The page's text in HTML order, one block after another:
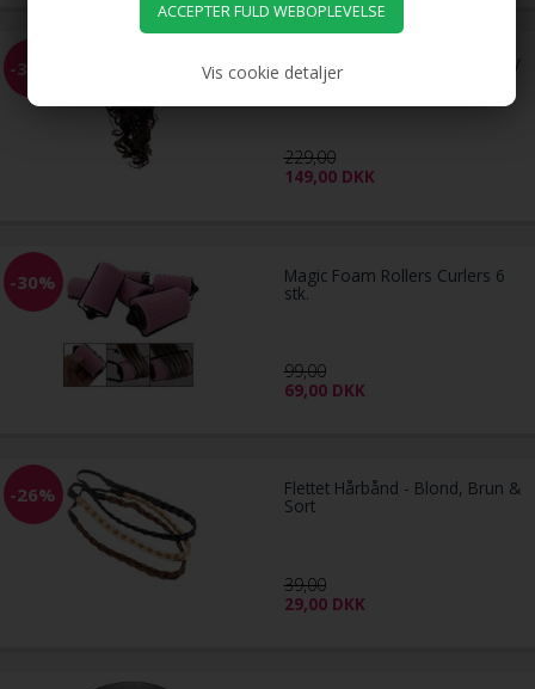
Vis cookie detaljer
-35% Pony tail Fiber extensions Curly
Brun 4#
229,00
149,00 DKK
-30% Magic Foam Rollers Curlers 6
stk.
99,00
69,00 DKK
-26% Flettet Hårbånd - Blond, Brun &
Sort
39,00
29,00 DKK